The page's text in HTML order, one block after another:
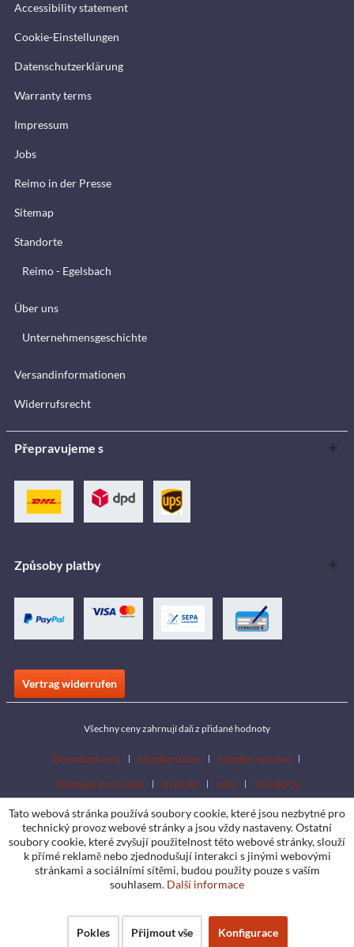
Accessibility statement
Cookie-Einstellungen
Datenschutzerklärung
Warranty terms
Impressum
Jobs
Reimo in der Presse
Sitemap
Standorte
Reimo - Egelsbach
Über uns
Unternehmensgeschichte
Versandinformationen
Widerrufsrecht
Přepravujeme s
Způsoby platby
Vertrag widerrufen
Všechny ceny zahrnují daň z přidané hodnoty
Download area Händlersuche
Händler werden
Katalogy ke stažení
Kontakt Jobs Standorte
Tato webová stránka používá soubory cookie, které jsou nezbytné pro
technický provoz webové stránky a jsou vždy nastaveny. Ostatní
soubory cookie, které zvyšují použitelnost této webové stránky, slouží
k přímé reklamě nebo zjednodušují interakci s jinými webovými
stránkami a sociálními sítěmi, budou použity pouze s vaším
souhlasem. Další informace
Pokles Přijmout vše Konfigurace